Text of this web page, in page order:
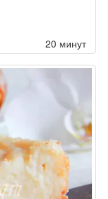
20 минут